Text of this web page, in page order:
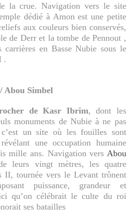
la crue. Navigation vers le site
dédié à Amon est une petite
aux couleurs bien conservés,
de Derr et la tombe de Pennout ,
carrières en Basse Nubie sous le
.
Abou Simbel
de Kasr Ibrim, dont les
monuments de Nubie à ne pas
un site où les fouilles sont
une occupation humaine
mille ans. Navigation vers Abou
leurs vingt mètres, les quatre
II, tournée vers le Levant trônent
puissance, grandeur et
qu’on célébrait le culte du roi
ses batailles